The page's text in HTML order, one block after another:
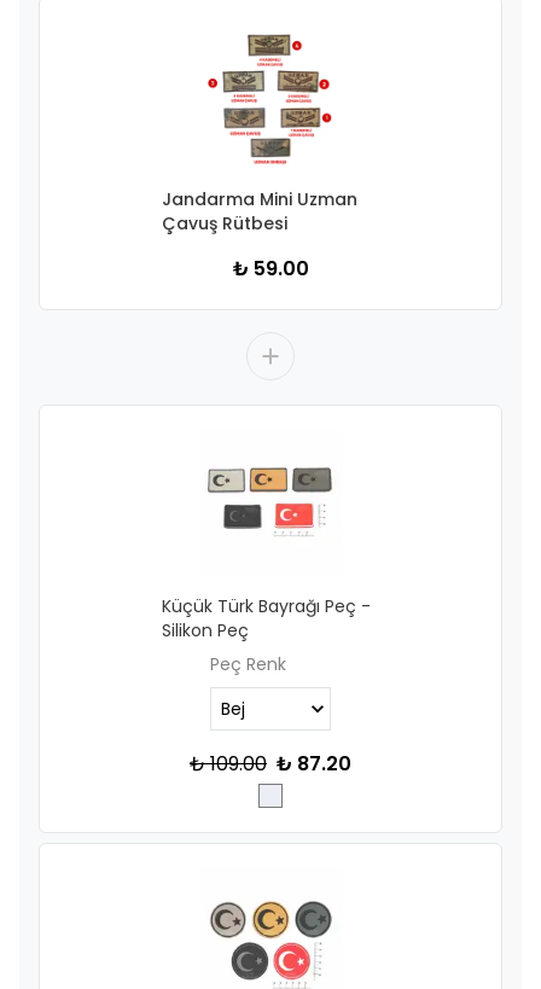
Jandarma Mini Uzman
Çavuş Rütbesi
₺ 59.00
Küçük Türk Bayrağı Peç -
Silikon Peç
Peç Renk
₺ 109.00 ₺ 87.20